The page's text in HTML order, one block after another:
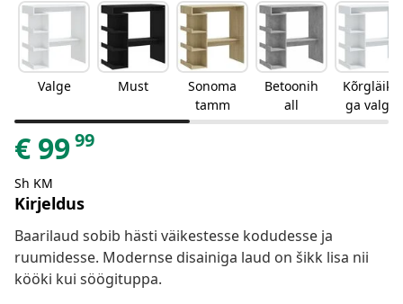
Valge Must
Sonoma
tamm
Betoonih
all
Kõrgläike
ga valge
€ 9999
Sh KM
Kirjeldus
Baarilaud sobib hästi väikestesse kodudesse ja
ruumidesse. Modernse disainiga laud on šikk lisa nii
kööki kui söögituppa.